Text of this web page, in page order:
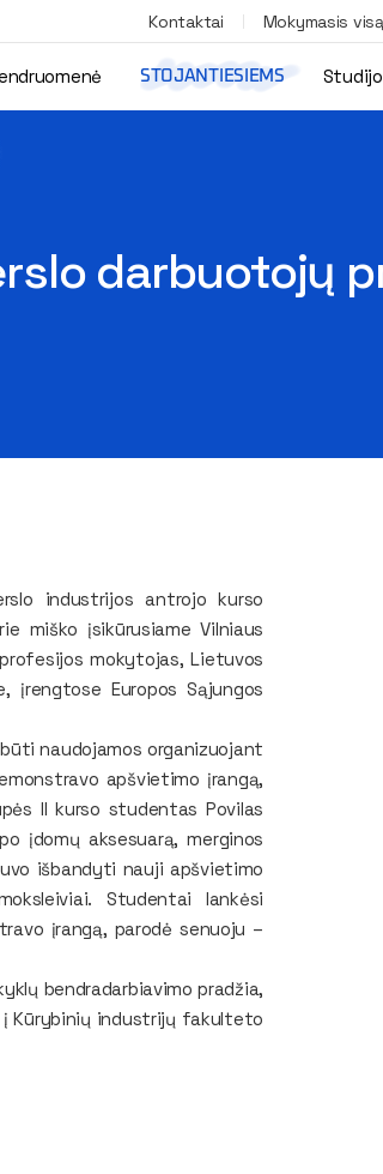
Kontaktai Mokymasis
STOJANTIESIEMS
profesinio rengimo centre
darbuotojų
industrijos antrojo kurso
miško įsikūrusiame Vilniaus
mokytojas, Lietuvos
įrengtose Europos Sąjungos
naudojamos organizuojant
apšvietimo įrangą,
II kurso studentas Povilas
įdomų aksesuarą, merginos
išbandyti nauji apšvietimo
Studentai lankėsi
įrangą, parodė senuoju –
bendradarbiavimo pradžia,
Kūrybinių industrijų fakulteto